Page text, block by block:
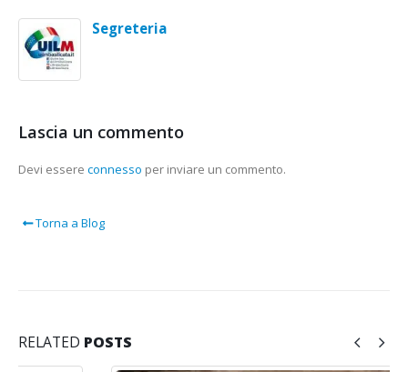
Segreteria
Lascia un commento
Devi essere connesso per inviare un commento.
Torna a Blog
RELATED POSTS